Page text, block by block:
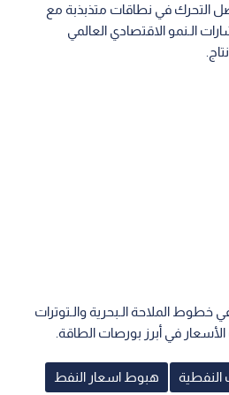
التحرك في نطاقات متذبذبة مع
الـنمو الاقتصادي العالمي
خطوط الملاحة الـبحرية والـتوترات
الأسعار في أبرز بورصات الطاقة.
النفطية هبوط اسعار النفط